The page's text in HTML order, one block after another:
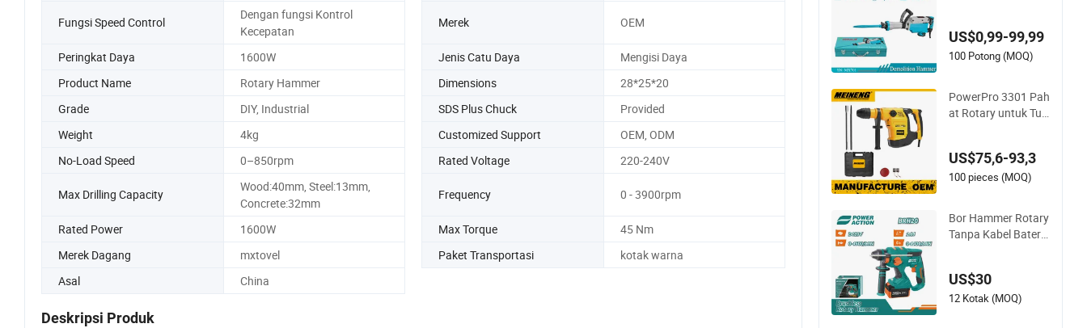
Fungsi Speed Control
Dengan fungsi Kontrol
Kecepatan
Merek OEM
Peringkat Daya 1600W Jenis Catu Daya
Mengisi Daya
Product Name
Rotary Hammer Dimensions
28*25*20
Grade
DIY, Industrial SDS Plus Chuck
Provided
Weight
4kg Customized Support
OEM, ODM
No-Load Speed
0–850rpm Rated Voltage 220-240V
Max Drilling Capacity
Wood:40mm, Steel:13mm,
Concrete:32mm
Frequency 0 - 3900rpm
Rated Power 1600W Max Torque
45 Nm
Merek Dagang
mxtovel Paket Transportasi
kotak warna
Asal
China
Deskripsi Produk
ualitas Tinggi Palu
Patahkan Listrik Pal
US$0,99-99,99
100 Potong (MOQ)
PowerPro 3301 Pah
at Rotary untuk Tug
US$75,6-93,3
100 pieces (MOQ)
Bor Hammer Rotary
Tanpa Kabel Baterai
V
US$30
12 Kotak (MOQ)